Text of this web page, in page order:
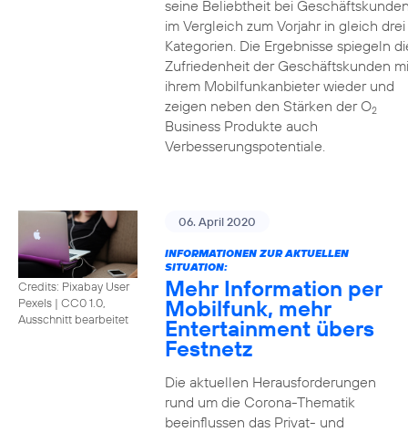
seine Beliebtheit bei
im Vergleich zum Vorjahr in gleich drei
Kategorien. Die Ergebnisse spiegeln
Zufriedenheit der Geschäftskunden
ihrem Mobilfunkanbieter wieder und
zeigen neben den Stärken der O2
Business Produkte auch
Verbesserungspotentiale.
Credits: Pixabay User
Pexels | CC0 1.0,
Ausschnitt bearbeitet
06. April 2020
INFORMATIONEN ZUR AKTUELLEN
SITUATION:
Mehr Information per
Mobilfunk, mehr
Entertainment übers
Festnetz
Die aktuellen Herausforderungen
rund um die Corona-Thematik
beeinflussen das Privat- und